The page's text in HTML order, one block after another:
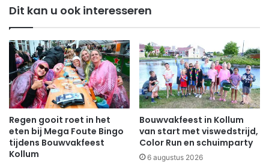
Dit kan u ook interesseren
Regen gooit roet in het
eten bij Mega Foute Bingo
tijdens Bouwvakfeest
Kollum
Bouwvakfeest in Kollum
van start met viswedstrijd,
Color Run en schuimparty
6 augustus 2026